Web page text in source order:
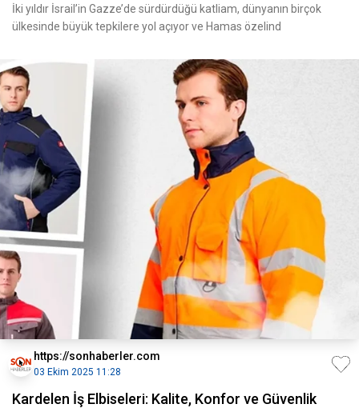
İki yıldır İsrail’in Gazze’de sürdürdüğü katliam, dünyanın birçok
ülkesinde büyük tepkilere yol açıyor ve Hamas özelind
https://sonhaberler.com
03 Ekim 2025 11:28
Kardelen İş Elbiseleri: Kalite, Konfor ve Güvenlik